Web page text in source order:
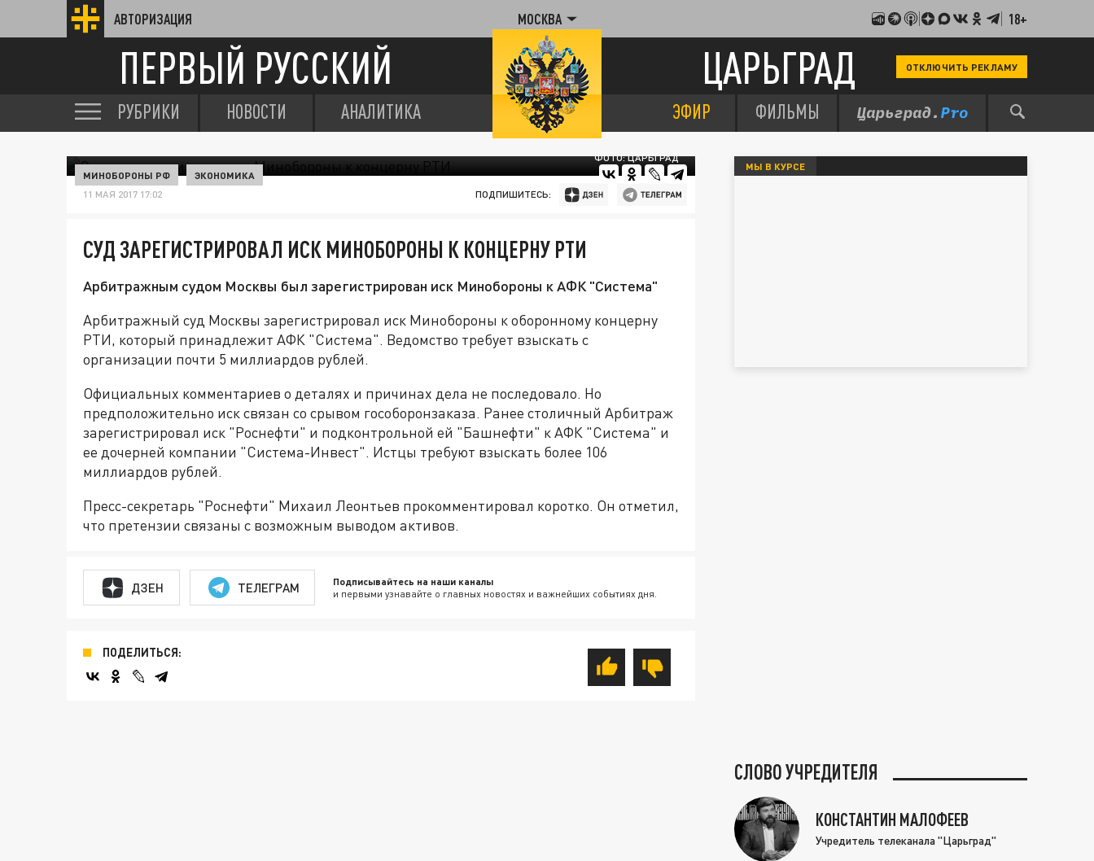
АВТОРИЗАЦИЯ МОСКВА 18+
ПЕРВЫЙ РУССКИЙ ЦАРЬГРАД ОТКЛЮЧИТЬ РЕКЛАМУ
РУБРИКИ НОВОСТИ АНАЛИТИКА ЭФИР ФИЛЬМЫ
ФОТО: ЦАРЬГРАД
МИНОБОРОНЫ РФ ЭКОНОМИКА
11 МАЯ 2017 17:02 ПОДПИШИТЕСЬ:
СУД ЗАРЕГИСТРИРОВАЛ ИСК МИНОБОРОНЫ К КОНЦЕРНУ РТИ
Арбитражным судом Москвы был зарегистрирован иск Минобороны к АФК "Система"
Арбитражный суд Москвы зарегистрировал иск Минобороны к оборонному концерну
РТИ, который принадлежит АФК "Система". Ведомство требует взыскать с
организации почти 5 миллиардов рублей.
Официальных комментариев о деталях и причинах дела не последовало. Но
предположительно иск связан со срывом гособоронзаказа. Ранее столичный Арбитраж
зарегистрировал иск "Роснефти" и подконтрольной ей "Башнефти" к АФК "Система" и
ее дочерней компании "Система-Инвест". Истцы требуют взыскать более 106
миллиардов рублей.
Пресс-секретарь "Роснефти" Михаил Леонтьев прокомментировал коротко. Он отметил,
что претензии связаны с возможным выводом активов.
ДЗЕН ТЕЛЕГРАМ Подписывайтесь на наши каналы
и первыми узнавайте о главных новостях и важнейших событиях дня.
ПОДЕЛИТЬСЯ:
МЫ В КУРСЕ
СЛОВО УЧРЕДИТЕЛЯ
КОНСТАНТИН МАЛОФЕЕВ
Учредитель телеканала "Царьград"